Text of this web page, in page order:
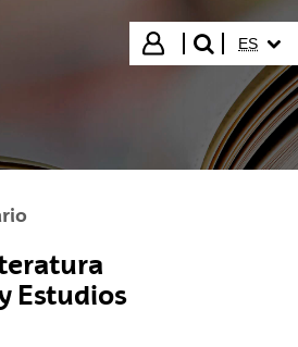
Iniciar sesión
buscar"
ES
Estudios